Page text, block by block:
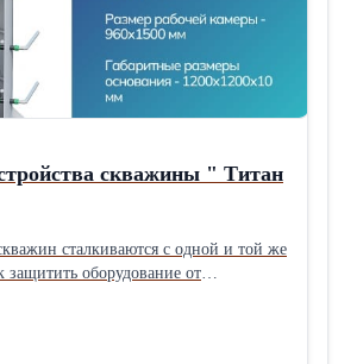
скважины " Титан
сталкиваются с одной и той же
защитить оборудование от
рекомендуем
— кессон «Титан П-960». Почему